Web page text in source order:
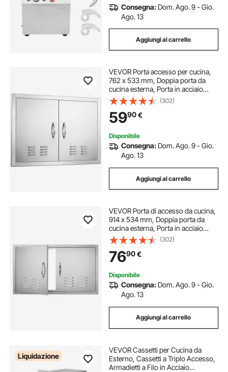
Consegna: Dom. Ago. 9 - Gio.
Ago. 13
Aggiungi al carrello
VEVOR Porta accesso per cucina,
762 x 533 mm, Doppia porta da
cucina esterna, Porta in acciaio
inossidabile montaggio ad incasso
con maniglie e prese d'aria, isola
cucina, mobiletto da esterno
(302)
5990€
Disponibile
Consegna: Dom. Ago. 9 - Gio.
Ago. 13
Aggiungi al carrello
VEVOR Porta di accesso da cucina,
914 x 534 mm, Doppia porta da
cucina esterna, Porta in acciaio
inox, Porta a parete verticale per
isola cucina, mobiletto da esterno
(302)
7690€
Disponibile
Consegna: Dom. Ago. 9 - Gio.
Ago. 13
Aggiungi al carrello
Liquidazione
VEVOR Cassetti per Cucina da
Esterno, Cassetti a Triplo Accesso,
Armadietti a Filo in Acciaio